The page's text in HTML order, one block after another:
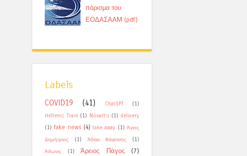
πόρισμα του
ΕΟΔΑΣΑΑΜ (pdf)
Labels
COVID19 (41) ChatGPT
(1)
Hellenic Train (1) Novartis (1) delivery
(1) fake news (4) take away (1) Άγιος
Δημήτριος
(1) Άδεια Βάφτισης
(1)
Άδωνις
(1) Άρειος Πάγος (7)